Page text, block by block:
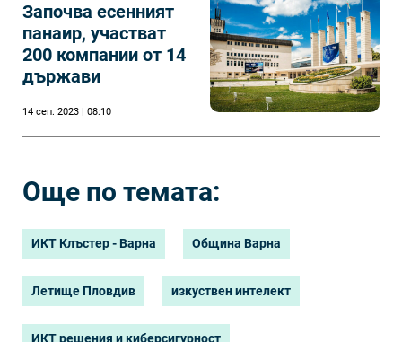
Започва есенният
панаир, участват
200 компании от 14
държави
14 сеп. 2023 | 08:10
Още по темата:
ИКТ Клъстер - Варна Община Варна
Летище Пловдив изкуствен интелект
ИКТ решения и киберсигурност